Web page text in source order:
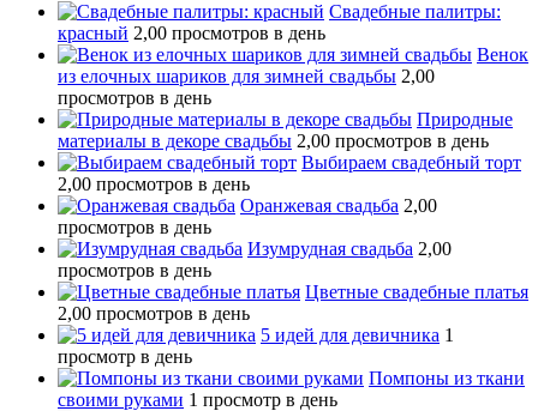
Свадебные палитры:
красный 2,00 просмотров в день
Венок
из елочных шариков для зимней свадьбы 2,00
просмотров в день
Природные
материалы в декоре свадьбы 2,00 просмотров в день
Выбираем свадебный торт
2,00 просмотров в день
Оранжевая свадьба 2,00
просмотров в день
Изумрудная свадьба 2,00
просмотров в день
Цветные свадебные платья
2,00 просмотров в день
5 идей для девичника 1
просмотр в день
Помпоны из ткани
своими руками 1 просмотр в день